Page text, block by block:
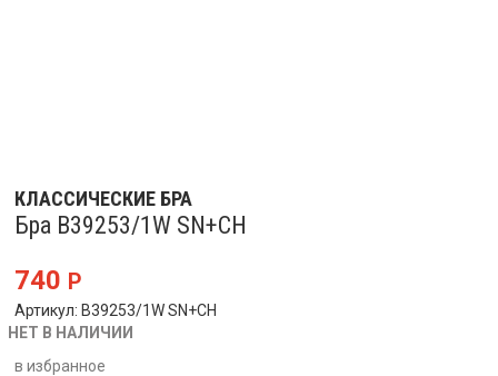
КЛАССИЧЕСКИЕ БРА
Бра B39253/1W SN+CH
740 Р
Артикул: B39253/1W SN+CH
НЕТ В НАЛИЧИИ
в избранное